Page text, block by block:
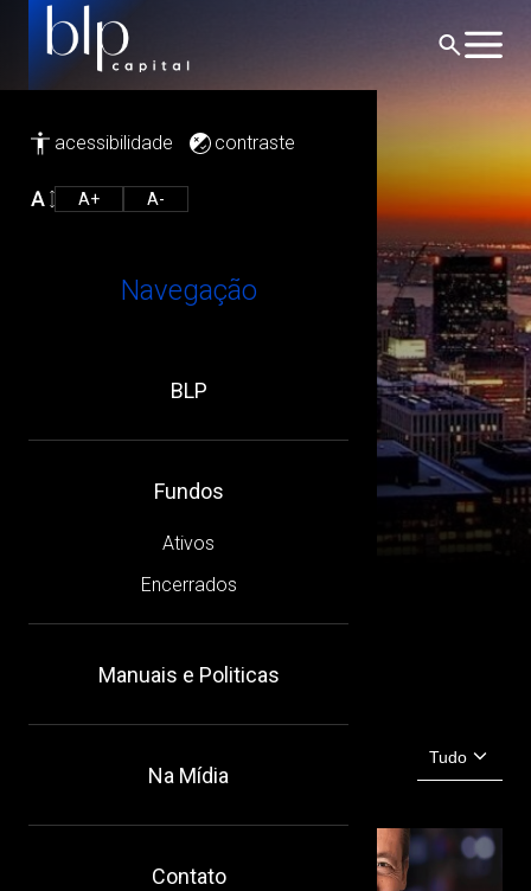
acessibilidade contraste
A+ A-
Navegação
BLP
Fundos
Ativos
Encerrados
Manuais e Politicas
Na Mídia
Contato